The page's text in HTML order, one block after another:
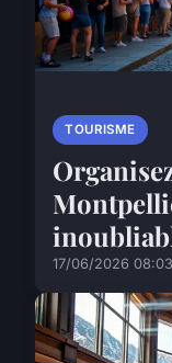
TOURISME
17/06/2026 08:03